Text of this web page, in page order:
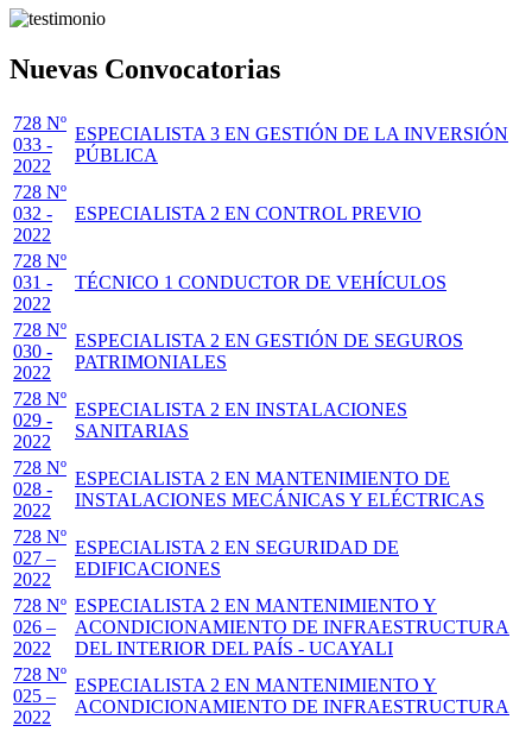
Nuevas Convocatorias
728 Nº
033 -
2022
ESPECIALISTA 3 EN GESTIÓN DE LA INVERSIÓN
PÚBLICA
728 Nº
032 -
2022
ESPECIALISTA 2 EN CONTROL PREVIO
728 Nº
031 -
2022
TÉCNICO 1 CONDUCTOR DE VEHÍCULOS
728 Nº
030 -
2022
ESPECIALISTA 2 EN GESTIÓN DE SEGUROS
PATRIMONIALES
728 Nº
029 -
2022
ESPECIALISTA 2 EN INSTALACIONES
SANITARIAS
728 Nº
028 -
2022
ESPECIALISTA 2 EN MANTENIMIENTO DE
INSTALACIONES MECÁNICAS Y ELÉCTRICAS
728 Nº
027 –
2022
ESPECIALISTA 2 EN SEGURIDAD DE
EDIFICACIONES
728 Nº
026 –
2022
ESPECIALISTA 2 EN MANTENIMIENTO Y
ACONDICIONAMIENTO DE INFRAESTRUCTURA
DEL INTERIOR DEL PAÍS - UCAYALI
728 Nº
025 –
2022
ESPECIALISTA 2 EN MANTENIMIENTO Y
ACONDICIONAMIENTO DE INFRAESTRUCTURA